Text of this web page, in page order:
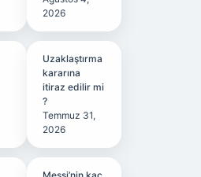
2026
Uzaklaştırma
kararına
itiraz edilir mi
?
Temmuz 31,
2026